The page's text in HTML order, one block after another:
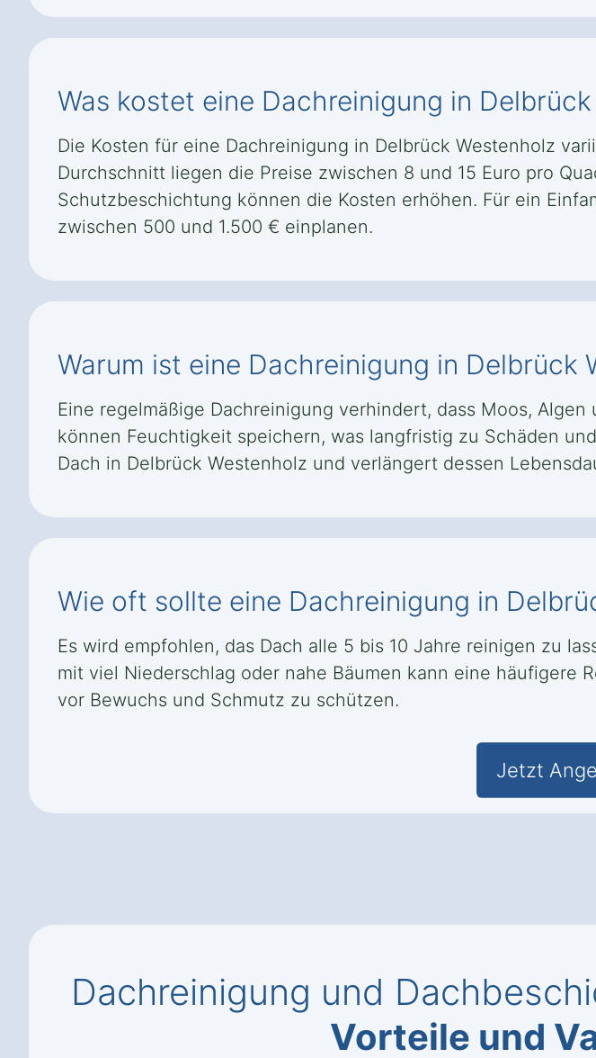
Was kostet eine Dachreinigung in
Die Kosten für eine Dachreinigung in Delbrück Westenholz
Durchschnitt liegen die Preise zwischen 8 und 15 Euro pro
Schutzbeschichtung können die Kosten erhöhen. Für ein
zwischen 500 und 1.500 € einplanen.
Warum ist eine Dachreinigung in Delbrück
Eine regelmäßige Dachreinigung verhindert, dass Moos,
können Feuchtigkeit speichern, was langfristig zu Schäden
Dach in Delbrück Westenholz und verlängert dessen
Wie oft sollte eine Dachreinigung in
Es wird empfohlen, das Dach alle 5 bis 10 Jahre reinigen zu
mit viel Niederschlag oder nahe Bäumen kann eine häufigere
vor Bewuchs und Schmutz zu schützen.
Jetzt
Dachreinigung und
Vorteile und